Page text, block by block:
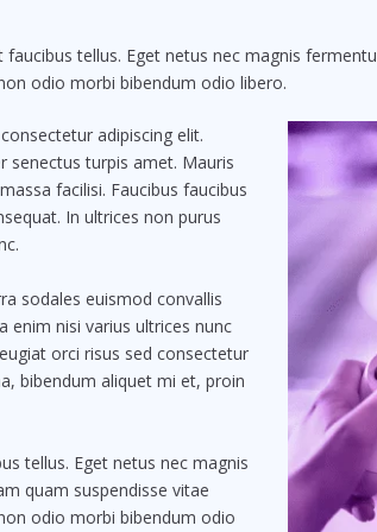
tellus. Eget netus nec magnis
odio morbi bibendum odio libero.
adipiscing elit.
senectus turpis amet. Mauris
facilisi. Faucibus faucibus
In ultrices non purus
sodales euismod convallis
enim nisi varius ultrices nunc
orci risus sed consectetur
bibendum aliquet mi et, proin
tellus. Eget netus nec magnis
quam suspendisse vitae
odio morbi bibendum odio